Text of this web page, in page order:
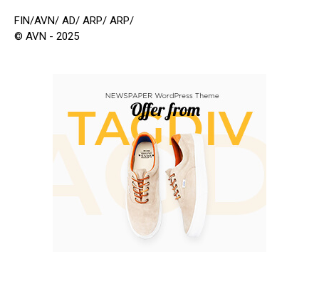
FIN/AVN/ AD/ ARP/ ARP/
© AVN - 2025